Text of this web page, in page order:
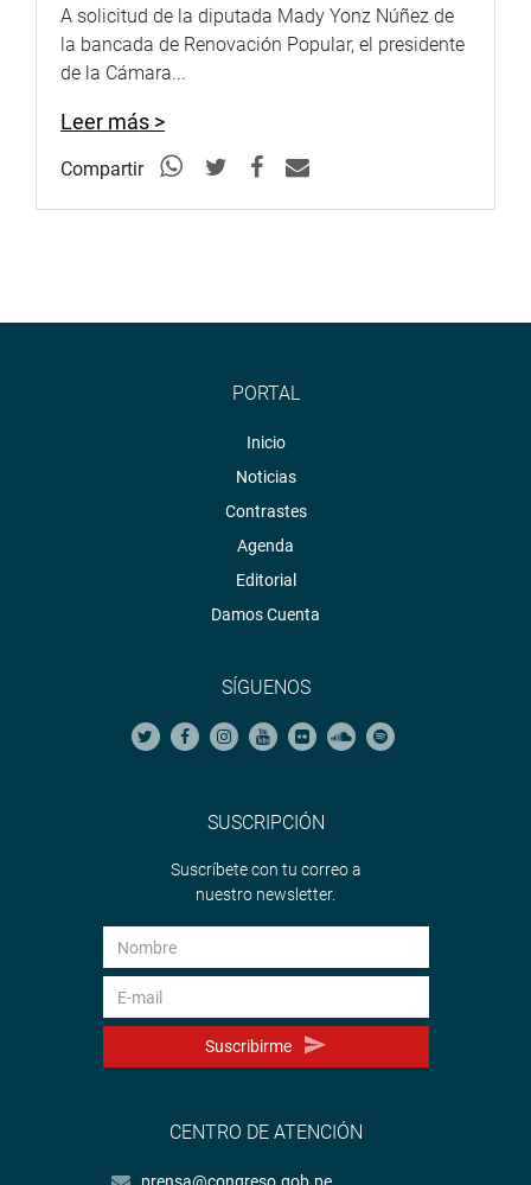
A solicitud de la diputada Mady Yonz Núñez de
la bancada de Renovación Popular, el presidente
de la Cámara...
Leer más >
Compartir
PORTAL
Inicio
Noticias
Contrastes
Agenda
Editorial
Damos Cuenta
SÍGUENOS
SUSCRIPCIÓN
Suscríbete con tu correo a
nuestro newsletter.
Suscribirme
CENTRO DE ATENCIÓN